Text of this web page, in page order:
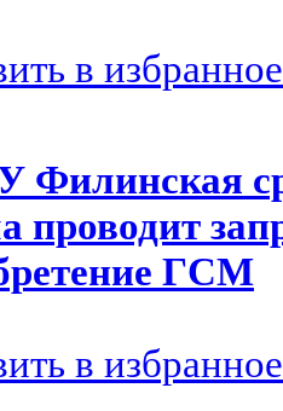
в избранное
проводит
ГСМ
в избранное